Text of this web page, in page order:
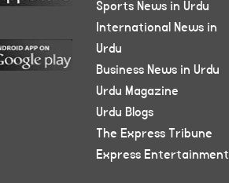
Sports News in Urdu
International News in
Urdu
Business News in Urdu
Urdu Magazine
Urdu Blogs
The Express Tribune
Express Entertainment